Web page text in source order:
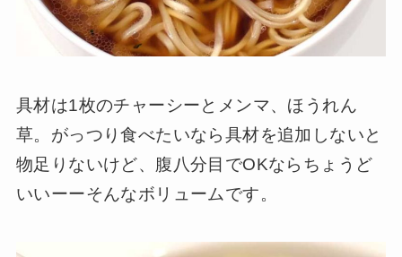
具材は1枚のチャーシーとメンマ、ほうれん
草。がっつり食べたいなら具材を追加しないと
物足りないけど、腹八分目でOKならちょうど
いいーーそんなボリュームです。